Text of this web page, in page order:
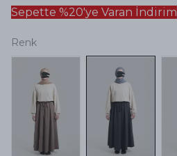
Sepette %20'ye Varan İndirim
Renk